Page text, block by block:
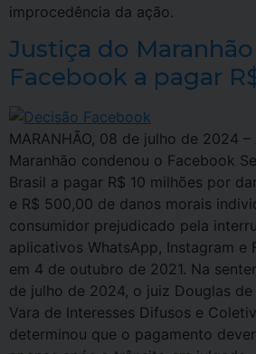
improcedência da ação.
Justiça do
Facebook a pagar
MARANHÃO, 08 de julho de 2024
Maranhão condenou o Facebook
Brasil a pagar R$ 10 milhões por
e R$ 500,00 de danos morais
consumidor prejudicado pela
aplicativos WhatsApp, Instagram e
em 4 de outubro de 2021. Na
de julho de 2024, o juiz Douglas
Vara de Interesses Difusos e
determinou que o pagamento